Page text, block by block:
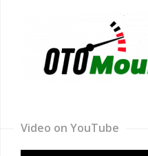
Video on YouTube